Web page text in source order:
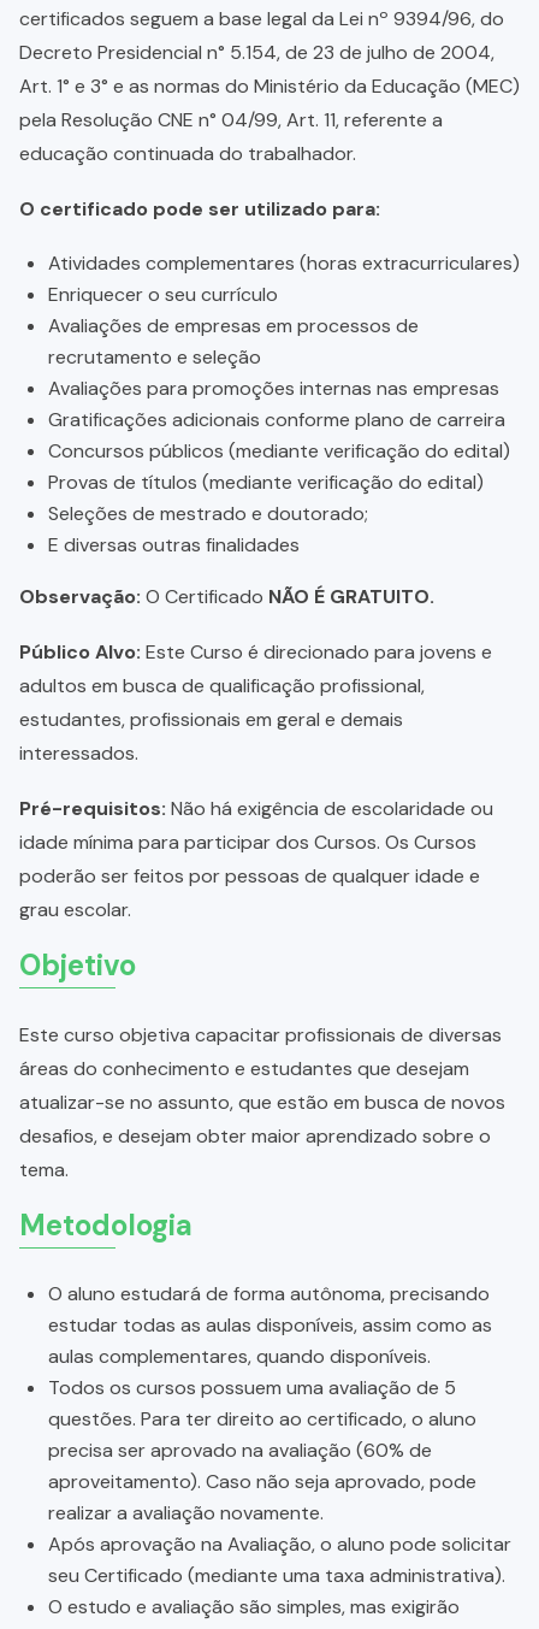
certificados seguem a base legal da Lei nº 9394/96, do
Decreto Presidencial n° 5.154, de 23 de julho de 2004,
Art. 1° e 3° e as normas do Ministério da Educação (MEC)
pela Resolução CNE n° 04/99, Art. 11, referente a
educação continuada do trabalhador.
O certificado pode ser utilizado para:
Atividades complementares (horas extracurriculares)
Enriquecer o seu currículo
Avaliações de empresas em processos de
recrutamento e seleção
Avaliações para promoções internas nas empresas
Gratificações adicionais conforme plano de carreira
Concursos públicos (mediante verificação do edital)
Provas de títulos (mediante verificação do edital)
Seleções de mestrado e doutorado;
E diversas outras finalidades
Observação: O Certificado NÃO É GRATUITO.
Público Alvo: Este Curso é direcionado para jovens e
adultos em busca de qualificação profissional,
estudantes, profissionais em geral e demais
interessados.
Pré-requisitos: Não há exigência de escolaridade ou
idade mínima para participar dos Cursos. Os Cursos
poderão ser feitos por pessoas de qualquer idade e
grau escolar.
Objetivo
Este curso objetiva capacitar profissionais de diversas
áreas do conhecimento e estudantes que desejam
atualizar-se no assunto, que estão em busca de novos
desafios, e desejam obter maior aprendizado sobre o
tema.
Metodologia
O aluno estudará de forma autônoma, precisando
estudar todas as aulas disponíveis, assim como as
aulas complementares, quando disponíveis.
Todos os cursos possuem uma avaliação de 5
questões. Para ter direito ao certificado, o aluno
precisa ser aprovado na avaliação (60% de
aproveitamento). Caso não seja aprovado, pode
realizar a avaliação novamente.
Após aprovação na Avaliação, o aluno pode solicitar
seu Certificado (mediante uma taxa administrativa).
O estudo e avaliação são simples, mas exigirão